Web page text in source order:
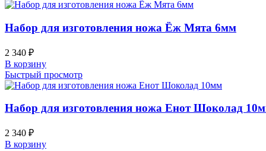
Набор для изготовления ножа Ёж Мята 6мм
2 340 ₽
В корзину
Быстрый просмотр
Набор для изготовления ножа Енот Шоколад
2 340 ₽
В корзину